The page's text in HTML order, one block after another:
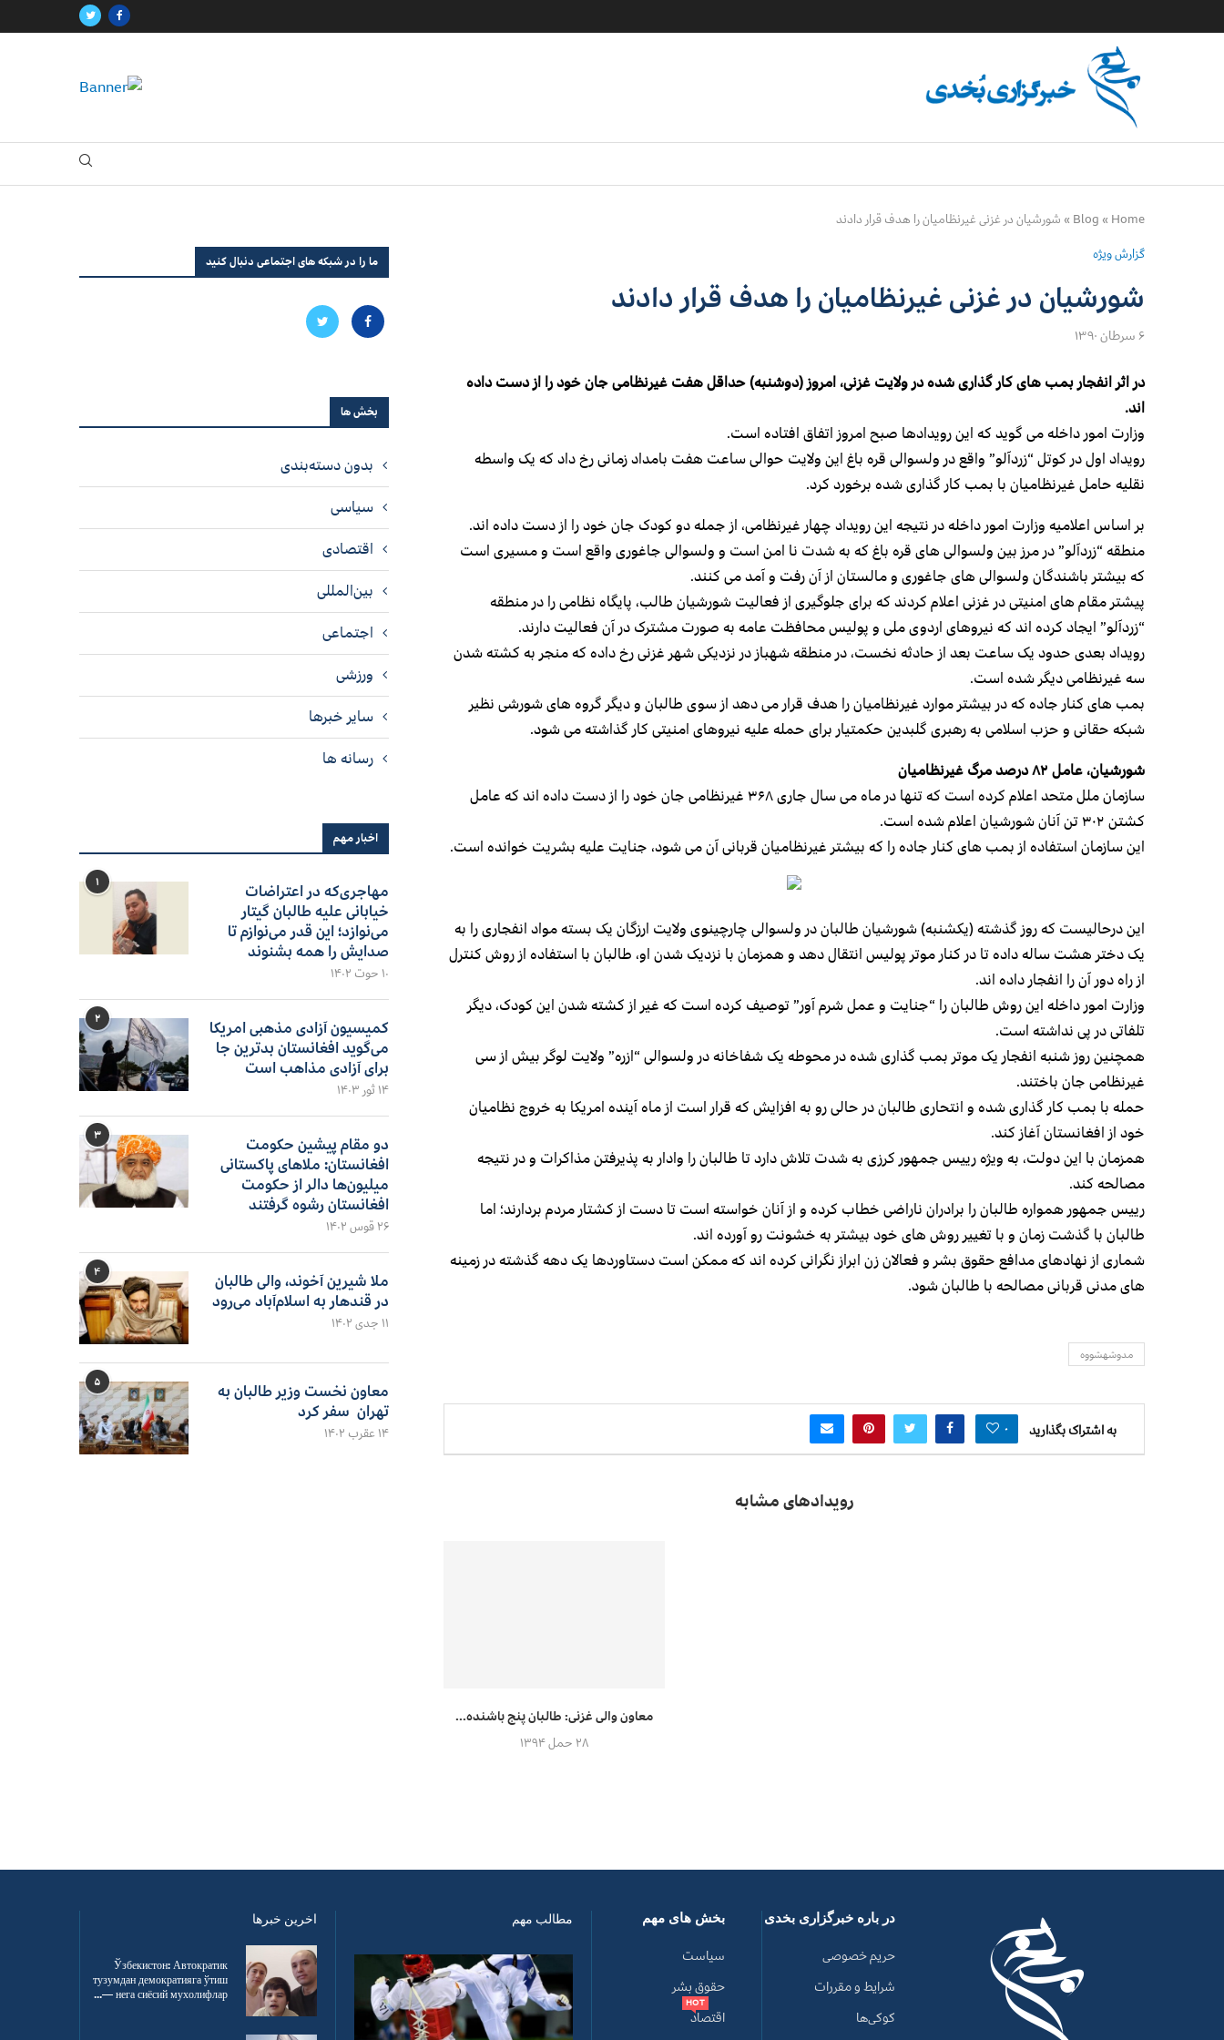
Home
»
Blog
» شورشیان در غزنی غیرنظامیان را هدف قرار دادند
گزارش ویژه
شورشیان در غزنی غیرنظامیان را هدف قرار دادند
۶ سرطان ۱۳۹۰
در اثر انفجار بمب های کار گذاری شده در ولایت غزنی، امروز (دوشنبه) حداقل هفت غیرنظامی جان خود را از دست داده
اند.
وزارت امور داخله می گوید که این رویدادها صبح امروز اتفاق افتاده است.
رویداد اول در کوتل “زردآلو” واقع در ولسوالی قره باغ این ولایت حوالی ساعت هفت بامداد زمانی رخ داد که یک واسطه
نقلیه حامل غیرنظامیان با بمب کار گذاری شده برخورد کرد.
بر اساس اعلامیه وزارت امور داخله در نتیجه این رویداد چهار غیرنظامی، از جمله دو کودک جان خود را از دست داده اند.
منطقه “زردآلو” در مرز بین ولسوالی های قره باغ که به شدت نا امن است و ولسوالی جاغوری واقع است و مسیری است
که بیشتر باشندگان ولسوالی های جاغوری و مالستان از آن رفت و آمد می کنند.
پیشتر مقام های امنیتی در غزنی اعلام کردند که برای جلوگیری از فعالیت شورشیان طالب،‌ پایگاه نظامی را در منطقه
“زردآلو”‌ ایجاد کرده اند که نیروهای اردوی ملی و پولیس محافظت عامه به صورت مشترک در آن فعالیت دارند.
رویداد بعدی حدود یک ساعت بعد از حادثه نخست،‌ در منطقه شهباز در نزدیکی شهر غزنی رخ داده که منجر به کشته شدن
سه غیرنظامی دیگر شده است.
بمب های کنار جاده که در بیشتر موارد غیرنظامیان را هدف قرار می دهد از سوی طالبان و دیگر گروه های شورشی نظیر
شبکه حقانی و حزب اسلامی به رهبری گلبدین حکمتیار برای حمله علیه نیروهای امنیتی کار گذاشته می شود.
شورشیان، عامل ۸۲ درصد مرگ غیرنظامیان
سازمان ملل متحد اعلام کرده است که تنها در ماه می سال جاری ۳۶۸ غیرنظامی جان خود را از دست داده اند که عامل
کشتن ۳۰۲ تن آنان شورشیان اعلام شده است.
این سازمان استفاده از بمب های کنار جاده را که بیشتر غیرنظامیان قربانی آن می شود، جنایت علیه بشریت خوانده است.
این درحالیست که روز گذشته (یکشنبه) شورشیان طالبان در ولسوالی چارچینوی ولایت ارزگان یک بسته مواد انفجاری را به
یک دختر هشت ساله داده تا در کنار موتر پولیس انتقال دهد و همزمان با نزدیک شدن او، طالبان با استفاده از روش کنترل
از راه دور آن را انفجار داده اند.
وزارت امور داخله این روش طالبان را “جنایت و عمل شرم آور” توصیف کرده است که غیر از کشته شدن این کودک،‌ دیگر
تلفاتی در پی نداشته است.
همچنین روز شنبه انفجار یک موتر بمب گذاری شده در محوطه یک شفاخانه در ولسوالی “ازره” ولایت لوگر بیش از سی
غیرنظامی جان باختند.
حمله با بمب کار گذاری شده و انتحاری طالبان در حالی رو به افزایش که قرار است از ماه آینده امریکا به خروج نظامیان
خود از افغانستان آغاز کند.
همزمان با این دولت، به ویژه رییس جمهور کرزی به شدت تلاش دارد تا طالبان را وادار به پذیرفتن مذاکرات و در نتیجه
مصالحه کند.
رییس جمهور همواره طالبان را برادران ناراضی خطاب کرده و از آنان خواسته است تا دست از کشتار مردم بردارند؛ اما
طالبان با گذشت زمان و با تغییر روش های خود بیشتر به خشونت رو آورده اند.
شماری از نهادهای مدافع حقوق بشر و فعالان زن ابراز نگرانی کرده اند که ممکن است دستاوردها یک دهه گذشته در زمینه
های مدنی قربانی مصالحه با طالبان شود.
مدوشهشووه
به اشتراک بگذارید ۰
رویدادهای مشابه
معاون والی غزنی: طالبان پنج باشنده...
۲۸ حمل ۱۳۹۴
ما را در شبکه های اجتماعی دنبال کنید
بخش ها
بدون دسته‌بندی
سیاسی
اقتصادی
بین‌المللی
اجتماعی
ورزشی
سایر خبرها
رسانه ها
اخبار مهم
۱
مهاجری‌که در اعتراضات
خیابانی علیه طالبان گیتار
می‌نوازد؛ این قدر می‌نوازم تا
صدایش را همه بشنوند
۱۰ حوت ۱۴۰۲
۲
کمیسیون آزادی مذهبی امریکا
می‌گوید افغانستان بدترین جا
برای آزادی مذاهب است
۱۴ ثور ۱۴۰۳
۳
دو مقام پیشین حکومت
افغانستان: ملاهای پاکستانی
میلیون‌ها دالر از حکومت
افغانستان رشوه گرفتند
۲۶ قوس ۱۴۰۲
۴
ملا شیرین آخوند، والی طالبان
در قندهار به اسلام‌آباد می‌رود
۱۱ جدی ۱۴۰۲
۵
معاون نخست وزیر طالبان به
تهران سفر کرد
۱۴ عقرب ۱۴۰۲
در باره خبرگزاری بخدی
حریم خصوصی
شرایط و مقررات
کوکی‌ها
بخش های مهم
سیاست
حقوق بشر
اقتصاد
HOT
مطالب مهم اخرین خبرها
Ўзбекистон: Автократик
тузумдан демократияга ўтиш
— нега сиёсий мухолифлар...